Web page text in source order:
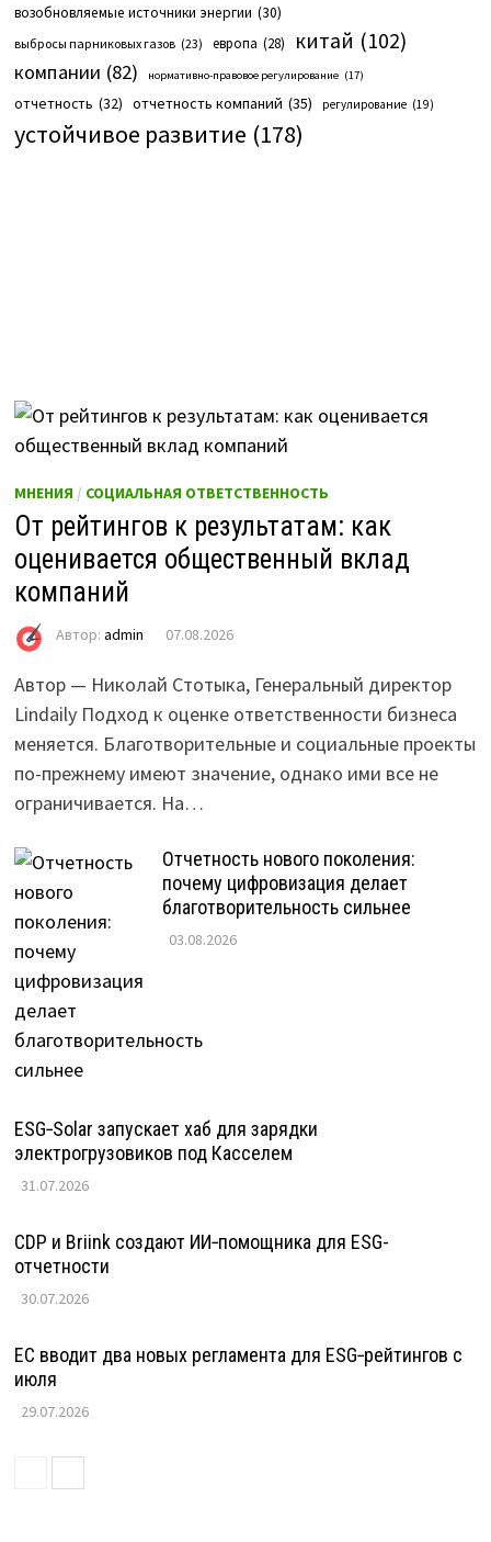
возобновляемые источники энергии (30)
выбросы парниковых газов (23) европа (28) китай (102)
компании (82) нормативно-правовое регулирование (17)
отчетность (32) отчетность компаний (35) регулирование (19)
устойчивое развитие (178)
МНЕНИЯ / СОЦИАЛЬНАЯ ОТВЕТСТВЕННОСТЬ
От рейтингов к результатам: как
оценивается общественный вклад
компаний
Автор: admin 07.08.2026
Автор — Николай Стотыка, Генеральный директор
Lindaily Подход к оценке ответственности бизнеса
меняется. Благотворительные и социальные проекты
по-прежнему имеют значение, однако ими все не
ограничивается. На…
Отчетность нового поколения:
почему цифровизация делает
благотворительность сильнее
03.08.2026
ESG‑Solar запускает хаб для зарядки
электрогрузовиков под Касселем
31.07.2026
CDP и Briink создают ИИ‑помощника для ESG-
отчетности
30.07.2026
ЕС вводит два новых регламента для ESG‑рейтингов с
июля
29.07.2026